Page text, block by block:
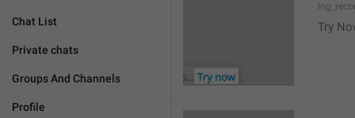
Chat List
Private chats
Groups And Channels
Profile
Try